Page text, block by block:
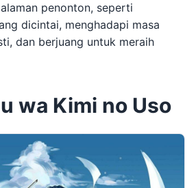
penonton, seperti
dicintai, menghadapi masa
dan berjuang untuk meraih
wa Kimi no Uso